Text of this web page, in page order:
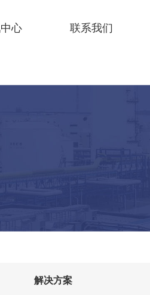
心 联系我们
解决方案